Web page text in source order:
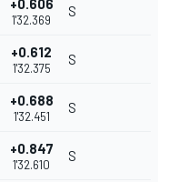
+0.606
1'32.369
S
+0.612
1'32.375
S
+0.688
1'32.451
S
+0.847
1'32.610
S